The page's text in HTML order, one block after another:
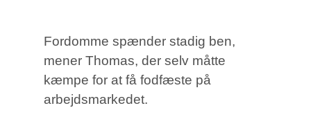
Fordomme spænder stadig ben,
mener Thomas, der selv måtte
kæmpe for at få fodfæste på
arbejdsmarkedet.